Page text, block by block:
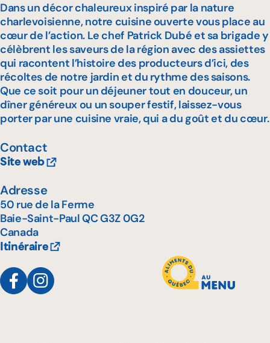
Dans un décor chaleureux inspiré par la nature
charlevoisienne, notre cuisine ouverte vous place au
cœur de l’action. Le chef Patrick Dubé et sa brigade y
célèbrent les saveurs de la région avec des assiettes
qui racontent l’histoire des producteurs d’ici, des
récoltes de notre jardin et du rythme des saisons.
Que ce soit pour un déjeuner tout en douceur, un
dîner généreux ou un souper festif, laissez-vous
porter par une cuisine vraie, qui a du goût et du cœur.
Contact
Site web
Adresse
50 rue de la Ferme
Baie-Saint-PaulQCG3Z 0G2
Canada
Itinéraire